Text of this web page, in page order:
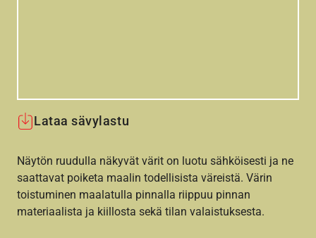
Lataa sävylastu
Näytön ruudulla näkyvät värit on luotu sähköisesti ja ne
saattavat poiketa maalin todellisista väreistä. Värin
toistuminen maalatulla pinnalla riippuu pinnan
materiaalista ja kiillosta sekä tilan valaistuksesta.